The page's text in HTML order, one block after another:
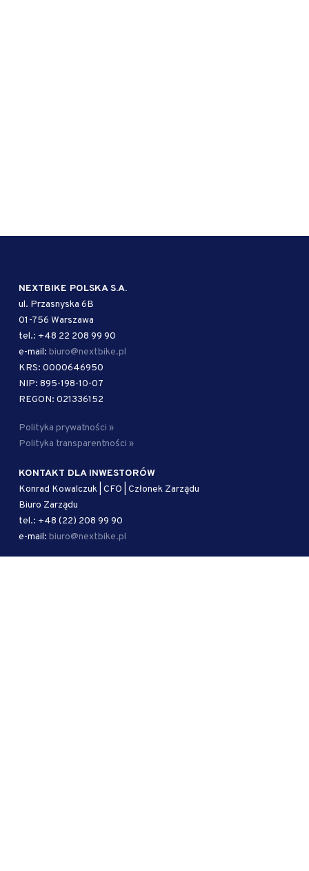
NEXTBIKE POLSKA S.A.
ul. Przasnyska 6B
01-756 Warszawa
tel.: +48 22 208 99 90
e-mail: biuro@nextbike.pl
KRS: 0000646950
NIP: 895-198-10-07
REGON: 021336152
Polityka prywatności »
Polityka transparentności »
KONTAKT DLA INWESTORÓW
Konrad Kowalczuk | CFO | Członek Zarządu
Biuro Zarządu
tel.: +48 (22) 208 99 90
e-mail: biuro@nextbike.pl